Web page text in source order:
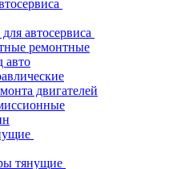
автосервиса
ремонтные
авто
двигателей
тянущие